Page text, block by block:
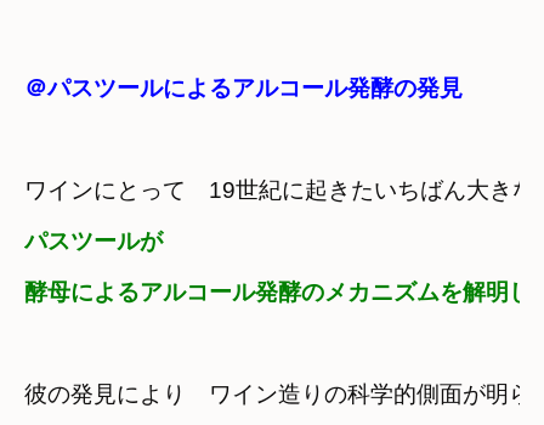
＠パスツールによるアルコール発酵の発見
ワインにとって　19世紀に起きたいちばん大きな
パスツールが
酵母によるアルコール発酵のメカニズムを解明し
彼の発見により　ワイン造りの科学的側面が明ら